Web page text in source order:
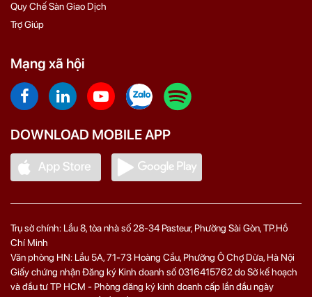
Quy Chế Sàn Giao Dịch
Trợ Giúp
Mạng xã hội
DOWNLOAD MOBILE APP
Trụ sở chính: Lầu 8, tòa nhà số 28-34 Pasteur, Phường Sài Gòn, TP.Hồ
Chí Minh
Văn phòng HN: Lầu 5A, 71‑73 Hoàng Cầu, Phường Ô Chợ Dừa, Hà Nội
Giấy chứng nhận Đăng ký Kinh doanh số 0316415762 do Sở kế hoạch
và đầu tư TP HCM - Phòng đăng ký kinh doanh cấp lần đầu ngày